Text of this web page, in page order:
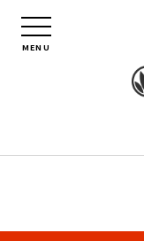
MENU